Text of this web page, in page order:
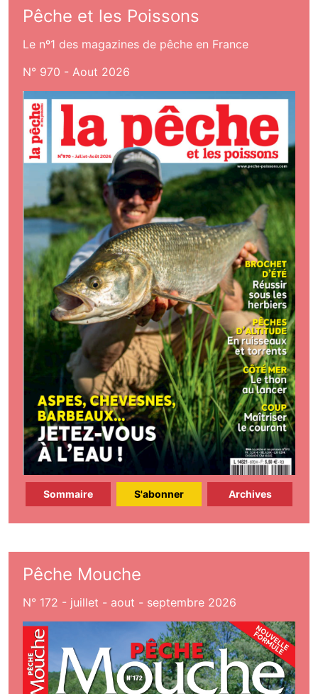
Pêche et les Poissons
Le nº1 des magazines de pêche en France
N° 970 - Aout 2026
Sommaire S'abonner Archives
Pêche Mouche
N° 172 - juillet - aout - septembre 2026